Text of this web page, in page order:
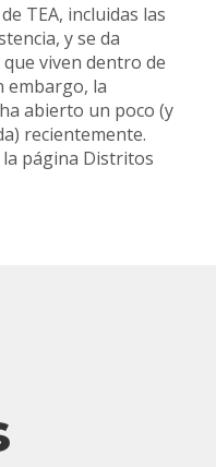
TEA, incluidas las
y se da
viven dentro de
embargo, la
abierto un poco (y
recientemente.
la página Distritos